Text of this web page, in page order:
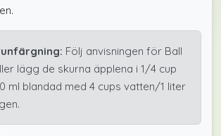
Följ anvisningen för Ball
lägg de skurna äpplena i 1/4 cup
ml blandad med 4 cups vatten/1 liter